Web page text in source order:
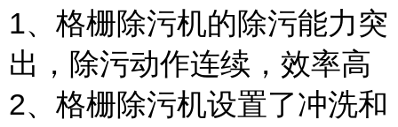
1、格栅除污机的除污能力突
出，除污动作连续，效率高
2、格栅除污机设置了冲洗和